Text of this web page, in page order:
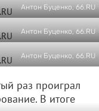
Антон Буценко, 66.RU
Антон Буценко, 66.RU
Антон Буценко, 66.RU
раз проиграл
В итоге